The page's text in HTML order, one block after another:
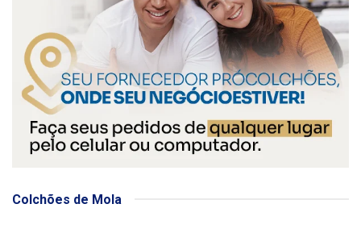
Colchões de Mola